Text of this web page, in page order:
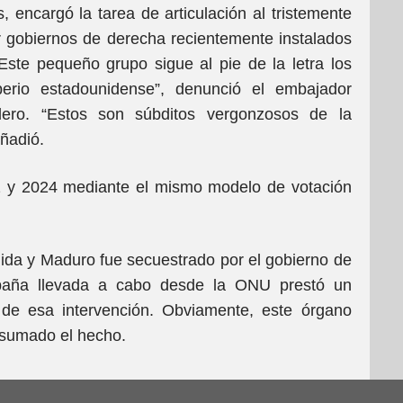
encargó la tarea de articulación al tristemente
de derecha recientemente instalados
pequeño grupo sigue al pie de la letra los
estadounidense”, denunció el embajador
“Estos son súbditos vergonzosos de la
2024 mediante el mismo modelo de votación
y Maduro fue secuestrado por el gobierno de
llevada a cabo desde la ONU prestó un
esa intervención. Obviamente, este órgano
el hecho.